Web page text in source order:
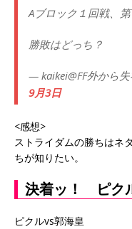
Aブロック１回戦、
勝敗はどっち？
— kaikei@FF外から
9月3日
<感想>
ストライダムの勝ちはネ
ちが知りたい。
決着ッ！ ピク
ピクルvs郭海皇